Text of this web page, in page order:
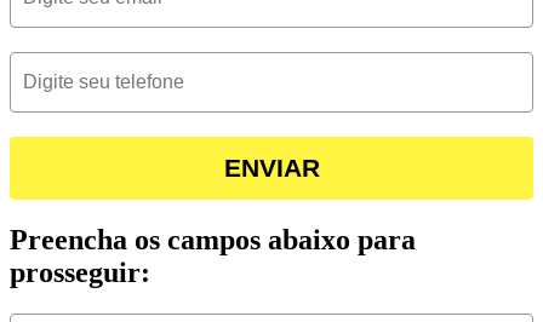
ENVIAR
Preencha os campos abaixo para
prosseguir: